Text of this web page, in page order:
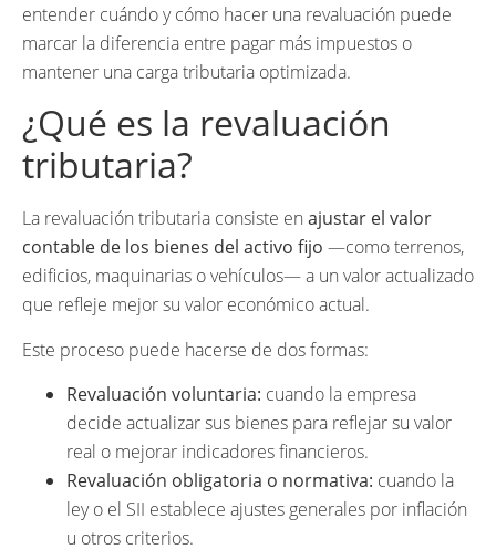
entender cuándo y cómo hacer una revaluación puede
marcar la diferencia entre pagar más impuestos o
mantener una carga tributaria optimizada.
¿Qué es la revaluación
tributaria?
La revaluación tributaria consiste en ajustar el valor
contable de los bienes del activo fijo —como terrenos,
edificios, maquinarias o vehículos— a un valor actualizado
que refleje mejor su valor económico actual.
Este proceso puede hacerse de dos formas:
Revaluación voluntaria: cuando la empresa
decide actualizar sus bienes para reflejar su valor
real o mejorar indicadores financieros.
Revaluación obligatoria o normativa: cuando la
ley o el SII establece ajustes generales por inflación
u otros criterios.